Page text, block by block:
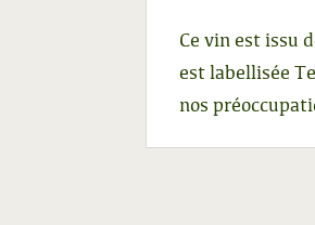
Ce vin est issu
est labellisée
nos